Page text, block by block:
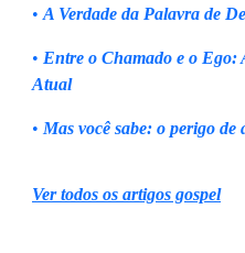
• A Verdade da Palavra de
• Entre o Chamado e o Ego:
Atual
• Mas você sabe: o perigo de
Ver todos os artigos gospel